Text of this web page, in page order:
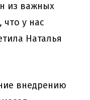
из важных
у нас
Наталья
внедрению